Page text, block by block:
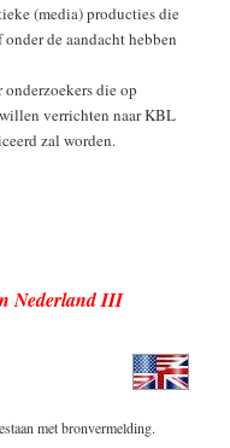
(media) producties die
de aandacht hebben
die op
verrichten naar KBL
zal worden.
Nederland III
met bronvermelding.